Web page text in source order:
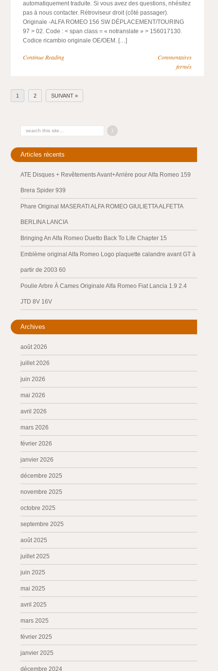
automatiquement traduite. Si vous avez des questions, nhésitez
pas à nous contacter. Rétroviseur droit (côté passager).
Originale -ALFA ROMEO 156 SW DÉPLACEMENT/TOURING
97 > 02. Code : < span class = « notranslate » > 156017130.
Codice ricambio originale OE/OEM. […]
Continue Reading
Commentaires
fermés
1 2 SUIVANT »
Articles récents
ATE Disques + Revêtements Avant+Arrière pour Alfa Romeo 159
Brera Spider 939
Phare Original MASERATI ALFA ROMEO GIULIETTA ALFETTA
BERLINA LANCIA
Bringing An Alfa Romeo Duetto Back To Life Chapter 15
Emblème original Alfa Romeo Logo plaquette calandre avant GT à
partir de 2003 60
Poulie Arbre À Cames Originale Alfa Romeo Fiat Lancia 1.9 2.4
JTD 8V 16V
Archives
août 2026
juillet 2026
juin 2026
mai 2026
avril 2026
mars 2026
février 2026
janvier 2026
décembre 2025
novembre 2025
octobre 2025
septembre 2025
août 2025
juillet 2025
juin 2025
mai 2025
avril 2025
mars 2025
février 2025
janvier 2025
décembre 2024